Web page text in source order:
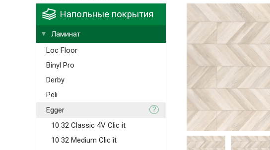
Напольные покрытия
Ламинат
Loc Floor
Binyl Pro
Derby
Peli
Egger
?
10 32 Classic 4V Clic it
10 32 Medium Clic it